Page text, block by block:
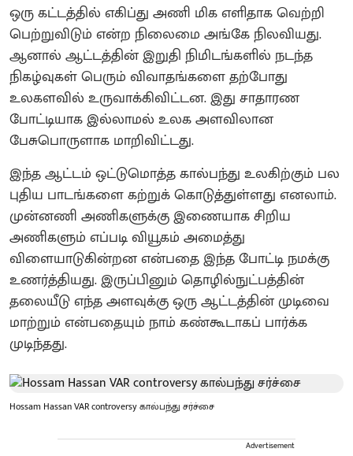
ஒரு கட்டத்தில் எகிப்து அணி மிக எளிதாக வெற்றி
பெற்றுவிடும் என்ற நிலைமை அங்கே நிலவியது.
ஆனால் ஆட்டத்தின் இறுதி நிமிடங்களில் நடந்த
நிகழ்வுகள் பெரும் விவாதங்களை தற்போது
உலகளவில் உருவாக்கிவிட்டன. இது சாதாரண
போட்டியாக இல்லாமல் உலக அளவிலான
பேசுபொருளாக மாறிவிட்டது.
இந்த ஆட்டம் ஒட்டுமொத்த கால்பந்து உலகிற்கும் பல
புதிய பாடங்களை கற்றுக் கொடுத்துள்ளது எனலாம்.
முன்னணி அணிகளுக்கு இணையாக சிறிய
அணிகளும் எப்படி வியூகம் அமைத்து
விளையாடுகின்றன என்பதை இந்த போட்டி நமக்கு
உணர்த்தியது. இருப்பினும் தொழில்நுட்பத்தின்
தலையீடு எந்த அளவுக்கு ஒரு ஆட்டத்தின் முடிவை
மாற்றும் என்பதையும் நாம் கண்கூடாகப் பார்க்க
முடிந்தது.
Hossam Hassan VAR controversy கால்பந்து சர்ச்சை
Advertisement